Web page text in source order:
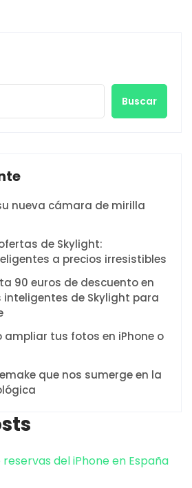
Buscar
nueva cámara de mirilla
de Skylight:
a precios irresistibles
90 euros de descuento en
de Skylight para
ampliar tus fotos en iPhone o
que nos sumerge en la